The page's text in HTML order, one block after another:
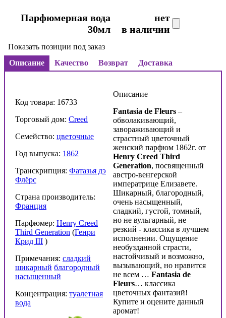
Парфюмерная вода
30мл
нет
в наличии
Показать позиции под заказ
Описание
Качество Возврат Доставка
Код товара: 16733
Торговый дом: Creed
Семейство: цветочные
Год выпуска: 1862
Транскрипция: Фатазья дэ
Флёрс
Страна производитель:
Франция
Парфюмер: Henry Creed
Third Generation (Генри
Крид III )
Примечания: сладкий
шикарный благородный
насыщенный
Концентрация: туалетная
вода
Описание
Fantasia de Fleurs –
обволакивающий,
завораживающий и
страстный цветочный
женский парфюм 1862г. от
Henry Creed Third
Generation, посвященный
австро-венгерской
императрице Елизавете.
Шикарный, благородный,
очень насыщенный,
сладкий, густой, томный,
но не вульгарный, не
резкий - классика в лучшем
исполнении. Ощущение
необузданной страсти,
настойчивый и возможно,
вызывающий, но нравится
не всем … Fantasia de
Fleurs… классика
цветочных фантазий!
Купите и оцените данный
аромат!